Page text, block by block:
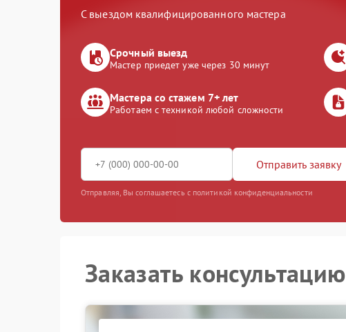
С выездом квалифицированного мастера
Срочный выезд
Мастер приедет уже через 30 минут
Мастера со стажем 7+ лет
Работаем с техникой любой сложности
Отправить заявку
Отправляя, Вы соглашаетесь с политикой конфиденциальности
Заказать консультацию